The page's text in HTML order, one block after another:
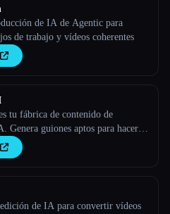
de IA de Agentic para
de trabajo y vídeos coherentes
tu fábrica de contenido de
Genera guiones aptos para hacer
de vídeo y contenido atractivo
de IA para convertir vídeos